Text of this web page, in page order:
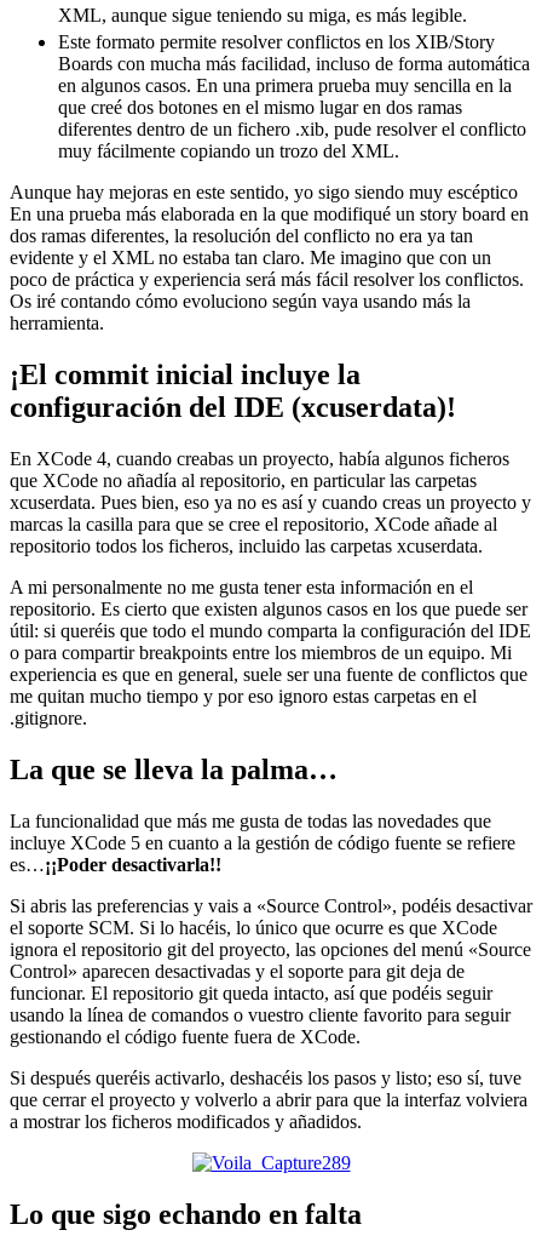
XML, aunque sigue teniendo su miga, es más legible.
Este formato permite resolver conflictos en los XIB/Story
Boards con mucha más facilidad, incluso de forma automática
en algunos casos. En una primera prueba muy sencilla en la
que creé dos botones en el mismo lugar en dos ramas
diferentes dentro de un fichero .xib, pude resolver el conflicto
muy fácilmente copiando un trozo del XML.
Aunque hay mejoras en este sentido, yo sigo siendo muy escéptico
En una prueba más elaborada en la que modifiqué un story board en
dos ramas diferentes, la resolución del conflicto no era ya tan
evidente y el XML no estaba tan claro. Me imagino que con un
poco de práctica y experiencia será más fácil resolver los conflictos.
Os iré contando cómo evoluciono según vaya usando más la
herramienta.
¡El commit inicial incluye la
configuración del IDE (xcuserdata)!
En XCode 4, cuando creabas un proyecto, había algunos ficheros
que XCode no añadía al repositorio, en particular las carpetas
xcuserdata. Pues bien, eso ya no es así y cuando creas un proyecto y
marcas la casilla para que se cree el repositorio, XCode añade al
repositorio todos los ficheros, incluido las carpetas xcuserdata.
A mi personalmente no me gusta tener esta información en el
repositorio. Es cierto que existen algunos casos en los que puede ser
útil: si queréis que todo el mundo comparta la configuración del IDE
o para compartir breakpoints entre los miembros de un equipo. Mi
experiencia es que en general, suele ser una fuente de conflictos que
me quitan mucho tiempo y por eso ignoro estas carpetas en el
.gitignore.
La que se lleva la palma…
La funcionalidad que más me gusta de todas las novedades que
incluye XCode 5 en cuanto a la gestión de código fuente se refiere
es…¡¡Poder desactivarla!!
Si abris las preferencias y vais a «Source Control», podéis desactivar
el soporte SCM. Si lo hacéis, lo único que ocurre es que XCode
ignora el repositorio git del proyecto, las opciones del menú «Source
Control» aparecen desactivadas y el soporte para git deja de
funcionar. El repositorio git queda intacto, así que podéis seguir
usando la línea de comandos o vuestro cliente favorito para seguir
gestionando el código fuente fuera de XCode.
Si después queréis activarlo, deshacéis los pasos y listo; eso sí, tuve
que cerrar el proyecto y volverlo a abrir para que la interfaz volviera
a mostrar los ficheros modificados y añadidos.
Lo que sigo echando en falta